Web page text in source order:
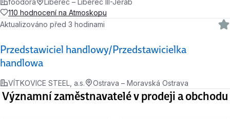
110 hodnocení na Atmoskopu
Przedstawiciel handlowy/Przedstawicielka
handlowa
Aktualizováno před 3 hodinami
VÍTKOVICE STEEL, a.s. Ostrava – Moravská Ostrava
Významní zaměstnavatelé v prodeji a obchodu